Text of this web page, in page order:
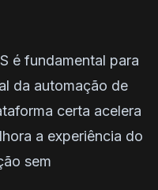
é fundamental para
da automação de
certa acelera
a experiência do
sem